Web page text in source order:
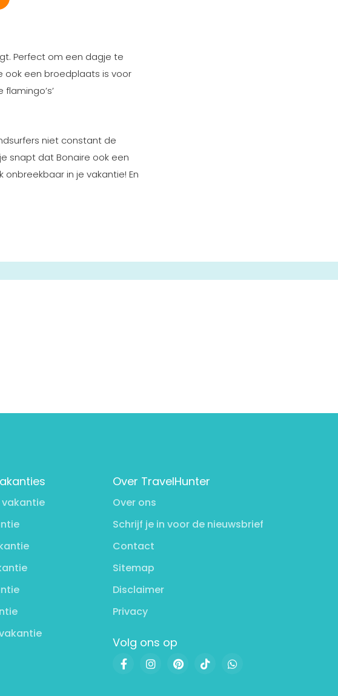
Perfect om een dagje te
ook een broedplaats is voor
niet constant de
snapt dat Bonaire ook een
onbreekbaar in je vakantie! En
vakantie
Over TravelHunter
Over ons
Schrijf je in voor de nieuwsbrief
Contact
Sitemap
Disclaimer
Privacy
Volg ons op